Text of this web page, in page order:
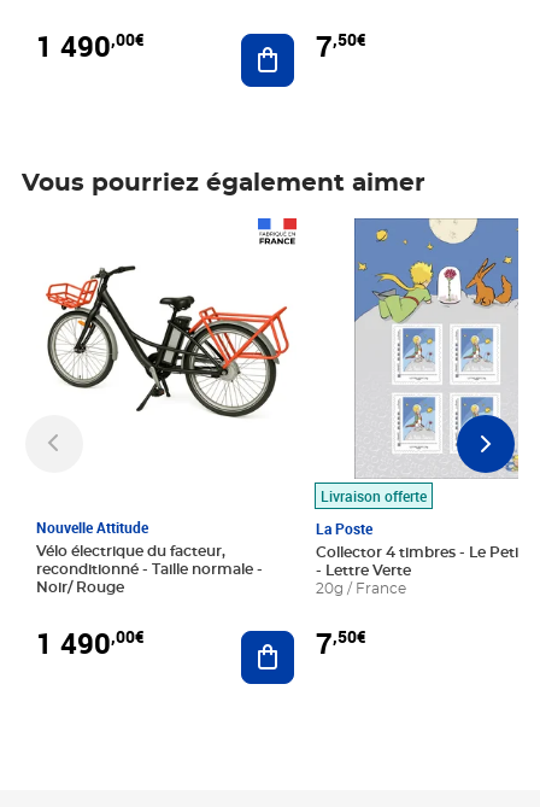
1 490,00€ Ajouter au panier
7,50€
Vous pourriez également aimer
Nouvelle Attitude
Vélo électrique du facteur,
reconditionné - Taille normale -
Noir/ Rouge
1 490,00€ Ajouter au panier
Livraison offerte
La Poste
Collector 4 timbres - Le Petit
- Lettre Verte
20g / France
7,50€
Prix 7,50€